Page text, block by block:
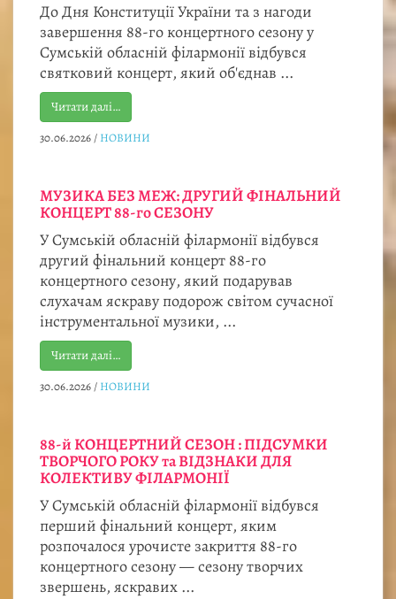
До Дня Конституції України та з нагоди
завершення 88-го концертного сезону у
Сумській обласній філармонії відбувся
святковий концерт, який об'єднав ...
Читати далі…
30.06.2026/ НОВИНИ
МУЗИКА БЕЗ МЕЖ: ДРУГИЙ ФІНАЛЬНИЙ
КОНЦЕРТ 88-го СЕЗОНУ
У Сумській обласній філармонії відбувся
другий фінальний концерт 88-го
концертного сезону, який подарував
слухачам яскраву подорож світом сучасної
інструментальної музики, ...
Читати далі…
30.06.2026/ НОВИНИ
88-й КОНЦЕРТНИЙ СЕЗОН : ПІДСУМКИ
ТВОРЧОГО РОКУ та ВІДЗНАКИ ДЛЯ
КОЛЕКТИВУ ФІЛАРМОНІЇ
У Сумській обласній філармонії відбувся
перший фінальний концерт, яким
розпочалося урочисте закриття 88-го
концертного сезону — сезону творчих
звершень, яскравих ...